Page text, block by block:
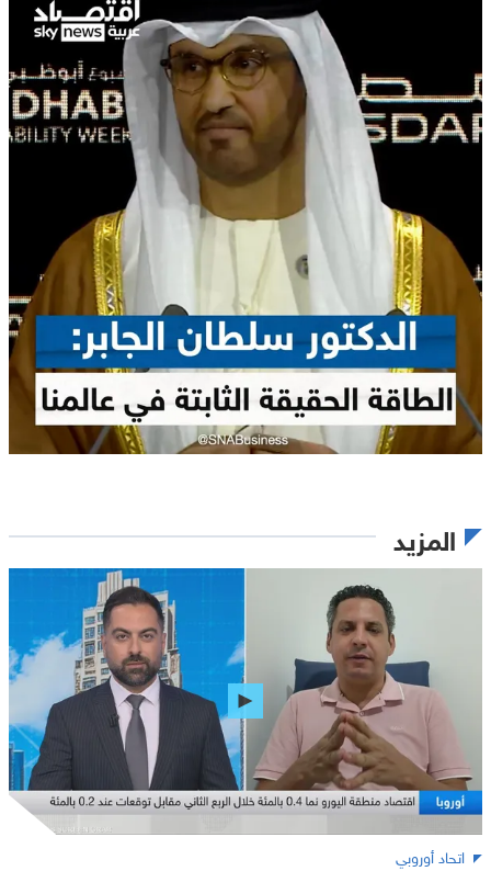
المزيد
اتحاد أوروبي